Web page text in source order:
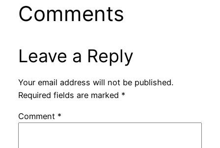
Comments
Leave a Reply
Your email address will not be published.
Required fields are marked *
Comment *